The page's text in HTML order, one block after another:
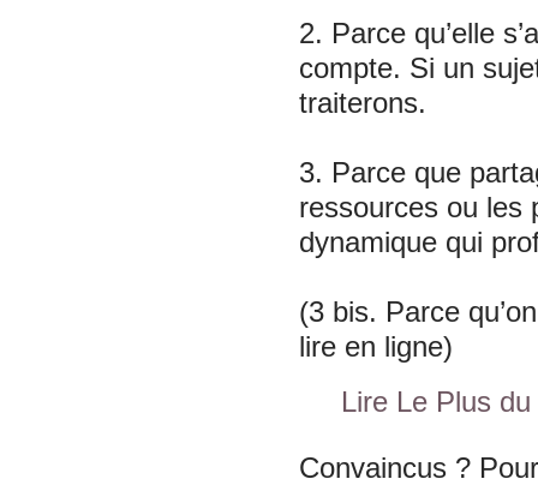
2. Parce qu’elle
compte. Si un
traiterons.
3. Parce que
ressources ou les
dynamique qui
(3 bis. Parce
lire en ligne)
Lire Le Plus
Convaincus ?